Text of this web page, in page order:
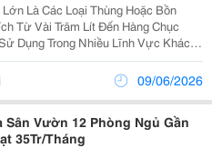
Là Các Loại Thùng Hoặc Bồn
Từ Vài Trăm Lít Đến Hàng Chục
Dụng Trong Nhiều Lĩnh Vực Khác
Thủy Hải Sản Nuôi Cá Tầm, Cá
Hồi, Cá Koi Ươ M Cá Giống, Nuôi Tuần Hoàn Công...
09/06/2026
Sân Vườn 12 Phòng Ngủ Gần
35Tr/Tháng